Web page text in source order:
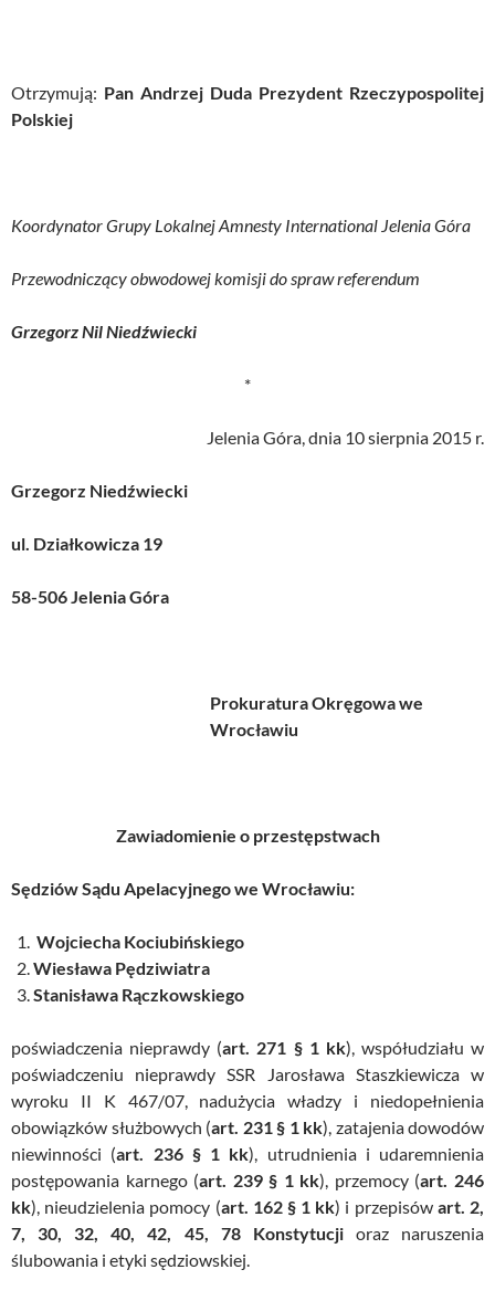
Otrzymują: Pan Andrzej Duda Prezydent Rzeczypospolitej
Polskiej
Koordynator Grupy Lokalnej Amnesty International Jelenia Góra
Przewodniczący obwodowej komisji do spraw referendum
Grzegorz Nil Niedźwiecki
*
Jelenia Góra, dnia 10 sierpnia 2015 r.
Grzegorz Niedźwiecki
ul. Działkowicza 19
58-506 Jelenia Góra
Prokuratura Okręgowa we
Wrocławiu
Zawiadomienie o przestępstwach
Sędziów Sądu Apelacyjnego we Wrocławiu:
Wojciecha Kociubińskiego
Wiesława Pędziwiatra
Stanisława Rączkowskiego
poświadczenia nieprawdy (art. 271 § 1 kk), współudziału w
poświadczeniu nieprawdy SSR Jarosława Staszkiewicza w
wyroku II K 467/07, nadużycia władzy i niedopełnienia
obowiązków służbowych (art. 231 § 1 kk), zatajenia dowodów
niewinności (art. 236 § 1 kk), utrudnienia i udaremnienia
postępowania karnego (art. 239 § 1 kk), przemocy (art. 246
kk), nieudzielenia pomocy (art. 162 § 1 kk) i przepisów art. 2,
7, 30, 32, 40, 42, 45, 78 Konstytucjioraz naruszenia
ślubowania i etyki sędziowskiej.